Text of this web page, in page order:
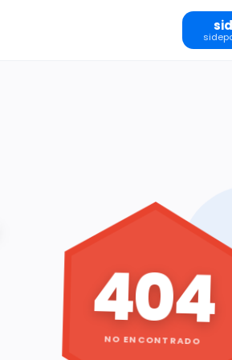
404
NO ENCONTRADO